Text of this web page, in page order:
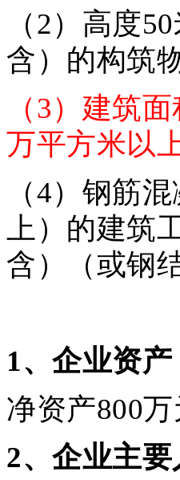
（2）高度
含）的构筑
（3） 建筑
万平方米以
（4）钢筋
上）的建筑
含）（或钢
1、企业资产
净资产800万
2、企业主要